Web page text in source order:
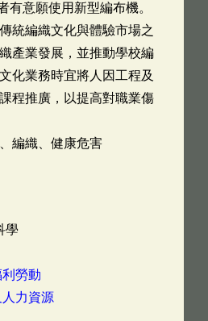
有意願使用新型編布機。
統編織文化與體驗市場之
產業發展，並推動學校編
化業務時宜將人因工程及
程推廣，以提高對職業傷
編織、健康危害
學
勞動
力資源